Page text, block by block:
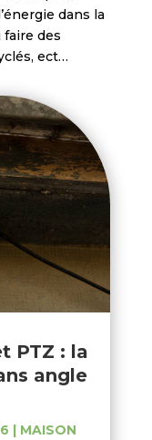
dans la
des
ect…
PTZ : la
angle
| MAISON